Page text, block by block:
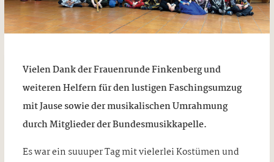
Vielen Dank der Frauenrunde Finkenberg und
weiteren Helfern für den lustigen Faschingsumzug
mit Jause sowie der musikalischen Umrahmung
durch Mitglieder der Bundesmusikkapelle.
Es war ein suuuper Tag mit vielerlei Kostümen und